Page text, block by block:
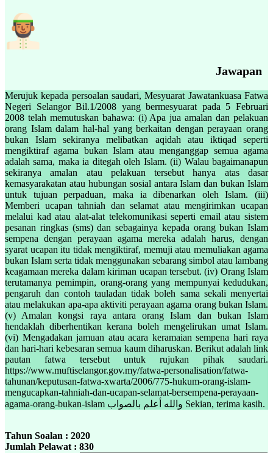
Jawapan
Merujuk kepada persoalan saudari, Mesyuarat Jawatankuasa Fatwa
Negeri Selangor Bil.1/2008 yang bermesyuarat pada 5 Februari
2008 telah memutuskan bahawa: (i) Apa jua amalan dan pelakuan
orang Islam dalam hal-hal yang berkaitan dengan perayaan orang
bukan Islam sekiranya melibatkan aqidah atau iktiqad seperti
mengiktiraf agama bukan Islam atau menganggap semua agama
adalah sama, maka ia ditegah oleh Islam. (ii) Walau bagaimanapun
sekiranya amalan atau pelakuan tersebut hanya atas dasar
kemasyarakatan atau hubungan sosial antara Islam dan bukan Islam
untuk tujuan perpaduan, maka ia dibenarkan oleh Islam. (iii)
Memberi ucapan tahniah dan selamat atau mengirimkan ucapan
melalui kad atau alat-alat telekomunikasi seperti email atau sistem
pesanan ringkas (sms) dan sebagainya kepada orang bukan Islam
sempena dengan perayaan agama mereka adalah harus, dengan
syarat ucapan itu tidak mengiktiraf, memuji atau memuliakan agama
bukan Islam serta tidak menggunakan sebarang simbol atau lambang
keagamaan mereka dalam kiriman ucapan tersebut. (iv) Orang Islam
terutamanya pemimpin, orang-orang yang mempunyai kedudukan,
pengaruh dan contoh tauladan tidak boleh sama sekali menyertai
atau melakukan apa-apa aktiviti perayaan agama orang bukan Islam.
(v) Amalan kongsi raya antara orang Islam dan bukan Islam
hendaklah diberhentikan kerana boleh mengelirukan umat Islam.
(vi) Mengadakan jamuan atau acara keramaian sempena hari raya
dan hari-hari kebesaran semua kaum diharuskan. Berikut adalah link
pautan fatwa tersebut untuk rujukan pihak saudari.
https://www.muftiselangor.gov.my/fatwa-personalisation/fatwa-
tahunan/keputusan-fatwa-xwarta/2006/775-hukum-orang-islam-
mengucapkan-tahniah-dan-ucapan-selamat-bersempena-perayaan-
agama-orang-bukan-islam والله أعلم بالصواب Sekian, terima kasih.
Tahun Soalan : 2020
Jumlah Pelawat : 830